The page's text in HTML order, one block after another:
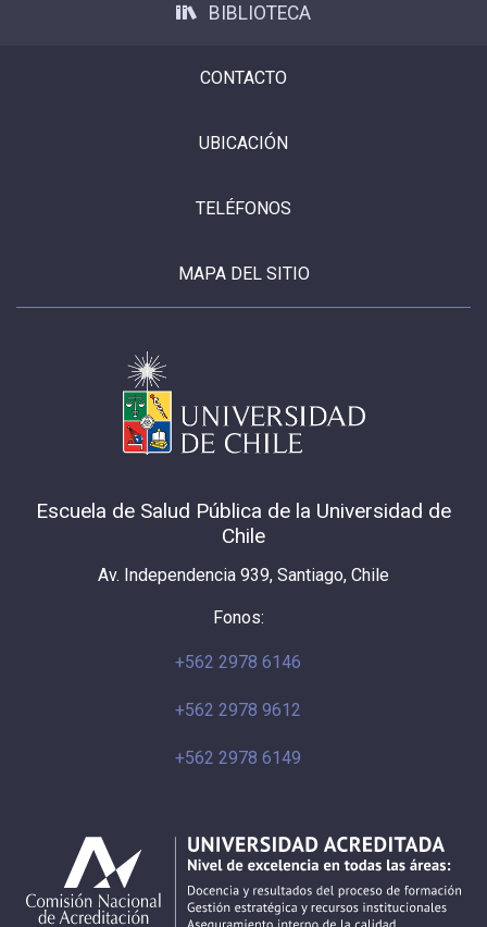
BIBLIOTECA
CONTACTO
UBICACIÓN
TELÉFONOS
MAPA DEL SITIO
Escuela de Salud Pública de la Universidad de
Chile
Av. Independencia 939, Santiago, Chile
Fonos:
+562 2978 6146
+562 2978 9612
+562 2978 6149